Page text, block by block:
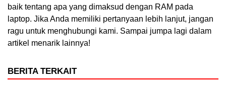
baik tentang apa yang dimaksud dengan RAM pada
laptop. Jika Anda memiliki pertanyaan lebih lanjut, jangan
ragu untuk menghubungi kami. Sampai jumpa lagi dalam
artikel menarik lainnya!
BERITA TERKAIT